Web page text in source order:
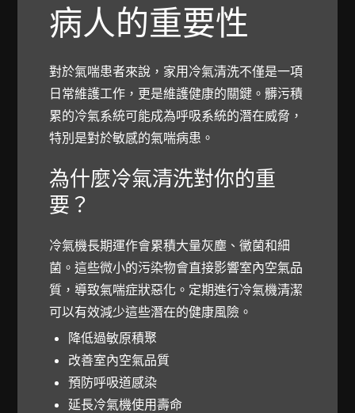
病人的重要性
對於氣喘患者來說，家用冷氣清洗不僅是一項
日常維護工作，更是維護健康的關鍵。髒污積
累的冷氣系統可能成為呼吸系統的潛在威脅，
特別是對於敏感的氣喘病患。
為什麼冷氣清洗對你的重
要？
冷氣機長期運作會累積大量灰塵、黴菌和細
菌。這些微小的污染物會直接影響室內空氣品
質，導致氣喘症狀惡化。定期進行冷氣機清潔
可以有效減少這些潛在的健康風險。
降低過敏原積聚
改善室內空氣品質
預防呼吸道感染
延長冷氣機使用壽命